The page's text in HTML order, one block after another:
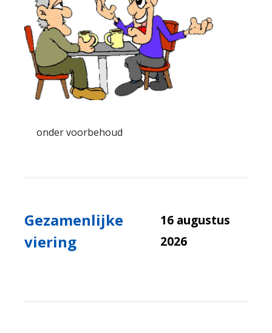
onder voorbehoud
Gezamenlijke
viering
16 augustus
2026